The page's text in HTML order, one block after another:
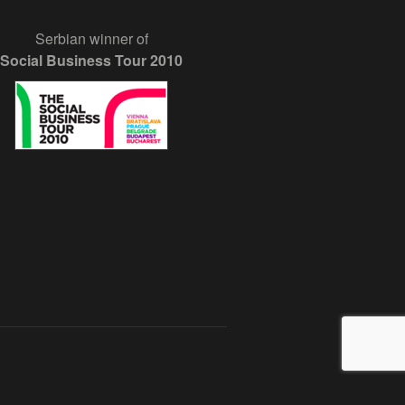
Serbian winner of
Social Business Tour 2010